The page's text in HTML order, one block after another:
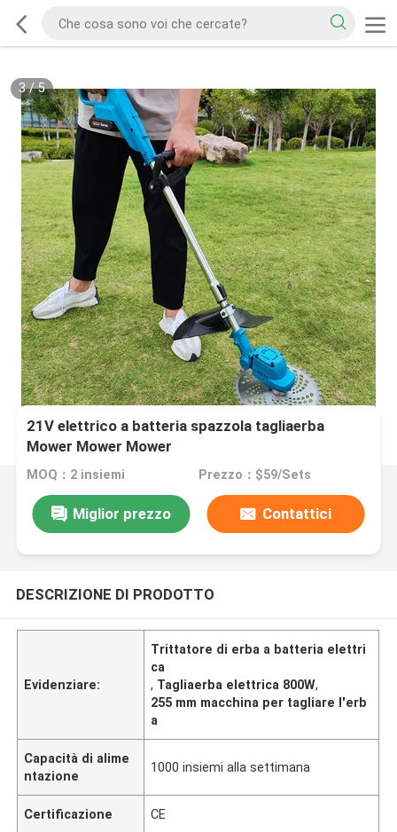
3/5
21V elettrico a batteria spazzola tagliaerba
Mower Mower Mower
MOQ：2 insiemi Prezzo：$59/Sets
Miglior prezzo Contattici
DESCRIZIONE DI PRODOTTO
Evidenziare:
Trittatore di erba a batteria elettri
ca
, Tagliaerba elettrica 800W,
255 mm macchina per tagliare l'erb
a
Capacità di alime
ntazione
1000 insiemi alla settimana
Certificazione CE